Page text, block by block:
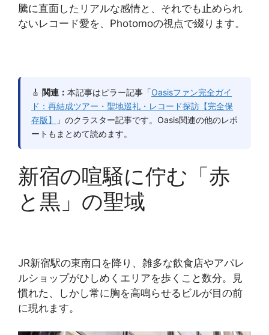
騰に直面したリアルな感情と、それでも止められ
ないレコード愛を、Photomoの視点で綴ります。
🎸 関連： 本記事はピラー記事「Oasisファン完全ガイ
ド：再結成ツアー・聖地巡礼・レコード探訪【完全保
存版】
」のクラスター記事です。Oasis関連の他のレポ
ートもまとめて読めます。
新宿の喧騒に佇む「赤
と黒」の聖域
JR新宿駅の東南口を降り、雑多な飲食店やアパレ
ルショップがひしめくエリアを歩くこと数分。見
慣れた、しかし常に胸を高鳴らせるビルが目の前
に現れます。